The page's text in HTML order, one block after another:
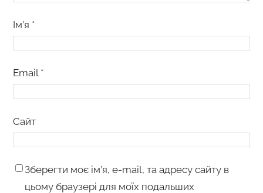
Ім’я *
Email *
Сайт
Зберегти моє ім’я, e-mail, та адресу сайту в
цьому браузері для моїх подальших